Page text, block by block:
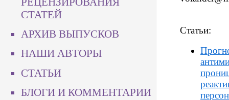
СТАТЕЙ
АРХИВ ВЫПУСКОВ
НАШИ АВТОРЫ
СТАТЬИ
БЛОГИ И КОММЕНТАРИИ
Статьи: